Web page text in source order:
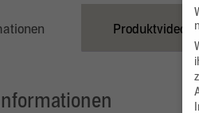
Produktvideo